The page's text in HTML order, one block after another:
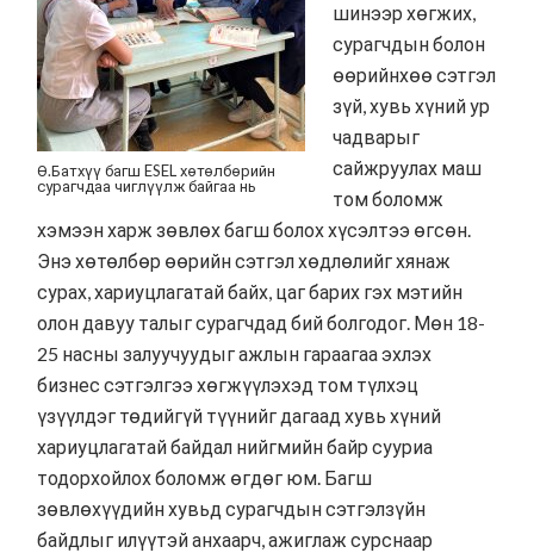
Ө.Батхүү багш ESEL хөтөлбөрийн
сурагчдаа чиглүүлж байгаа нь
шинээр хөгжих,
сурагчдын болон
өөрийнхөө сэтгэл
зүй, хувь хүний ур
чадварыг
сайжруулах маш
том боломж
хэмээн харж зөвлөх багш болох хүсэлтээ өгсөн.
Энэ хөтөлбөр өөрийн сэтгэл хөдлөлийг хянаж
сурах, хариуцлагатай байх, цаг барих гэх мэтийн
олон давуу талыг сурагчдад бий болгодог. Мөн 18-
25 насны залуучуудыг ажлын гараагаа эхлэх
бизнес сэтгэлгээ хөгжүүлэхэд том түлхэц
үзүүлдэг төдийгүй түүнийг дагаад хувь хүний
хариуцлагатай байдал нийгмийн байр сууриа
тодорхойлох боломж өгдөг юм. Багш
зөвлөхүүдийн хувьд сурагчдын сэтгэлзүйн
байдлыг илүүтэй анхаарч, ажиглаж сурснаар